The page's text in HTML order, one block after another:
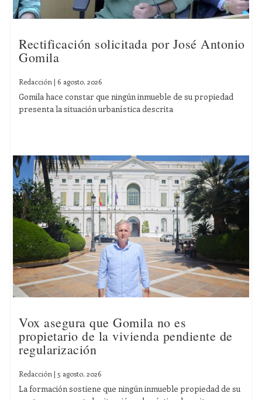
Rectificación solicitada por José Antonio
Gomila
Redacción | 6 agosto, 2026
Gomila hace constar que ningún inmueble de su propiedad
presenta la situación urbanística descrita
Vox asegura que Gomila no es
propietario de la vivienda pendiente de
regularización
Redacción | 5 agosto, 2026
La formación sostiene que ningún inmueble propiedad de su